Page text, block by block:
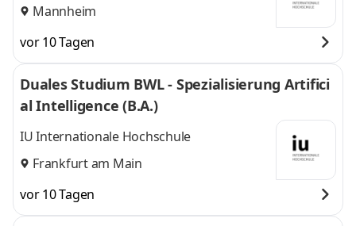
Mannheim
vor 10 Tagen
Duales Studium BWL - Spezialisierung Artifici
al Intelligence (B.A.)
IU Internationale Hochschule
Frankfurt am Main
vor 10 Tagen